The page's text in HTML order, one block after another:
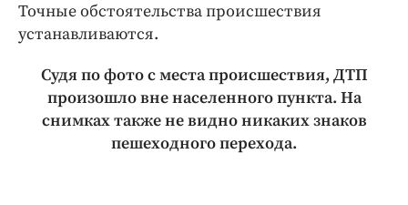
Точные обстоятельства происшествия
устанавливаются.
Судя по фото с места происшествия, ДТП
произошло вне населенного пункта. На
снимках также не видно никаких знаков
пешеходного перехода.